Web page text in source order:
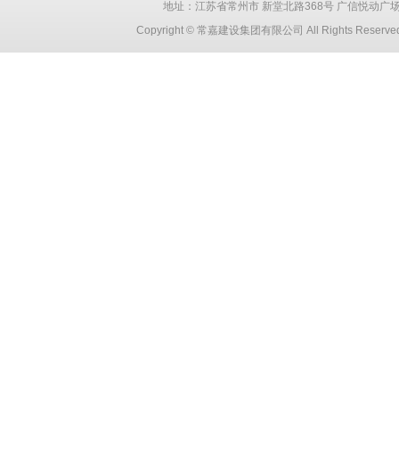
地址：江苏省常州市 新堂北路368号 广信悦动
Copyright © 常嘉建设集团有限公司 All Rights